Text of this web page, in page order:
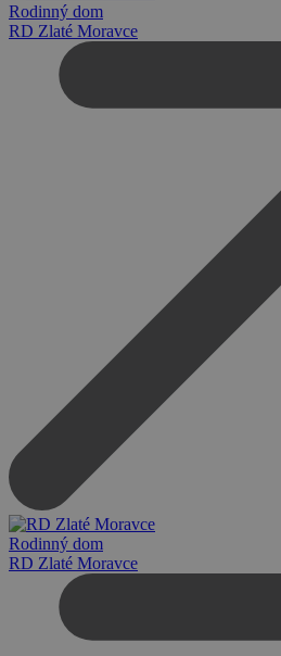
Rodinný dom
RD Zlaté Moravce
Rodinný dom
RD Zlaté Moravce